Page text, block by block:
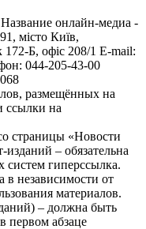
онлайн-медиа -
місто Київ,
Б, офіс 208/1 E-mail:
044-205-43-00
размещённых на
ссылки на
страницы «Новости
– обязательна
систем гиперссылка.
независимости от
материалов.
– должна быть
первом абзаце